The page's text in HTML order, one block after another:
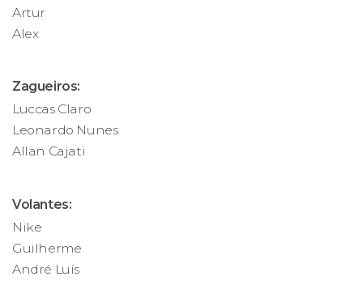
Artur
Alex
Zagueiros:
Luccas Claro
Leonardo Nunes
Allan Cajati
Volantes:
Nike
Guilherme
André Luís